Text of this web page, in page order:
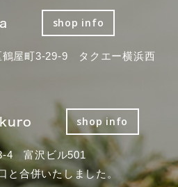
shop info
鶴屋町3-29-9 タクエー横浜西
shop info
4 富沢ビル501
合併いたしました。